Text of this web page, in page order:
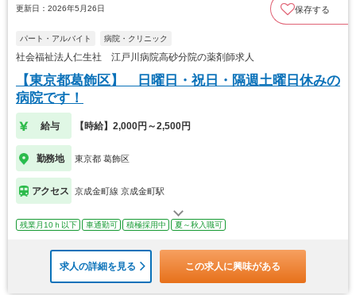
更新日：2026年5月26日 保存する
パート・アルバイト 病院・クリニック
社会福祉法人仁生社 江戸川病院高砂分院の薬剤師求人
【東京都葛飾区】 日曜日・祝日・隔週土曜日休みの
病院です！
給与 【時給】2,000円～2,500円
勤務地 東京都 葛飾区
アクセス 京成金町線 京成金町駅
残業月10ｈ以下 車通勤可 積極採用中 夏～秋入職可
求人の詳細を見る この求人に興味がある